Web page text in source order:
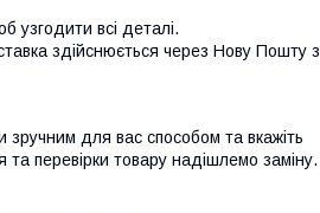
узгодити всі деталі.
здійснюється через Нову Пошту з
зручним для вас способом та вкажіть
перевірки товару надішлемо заміну.